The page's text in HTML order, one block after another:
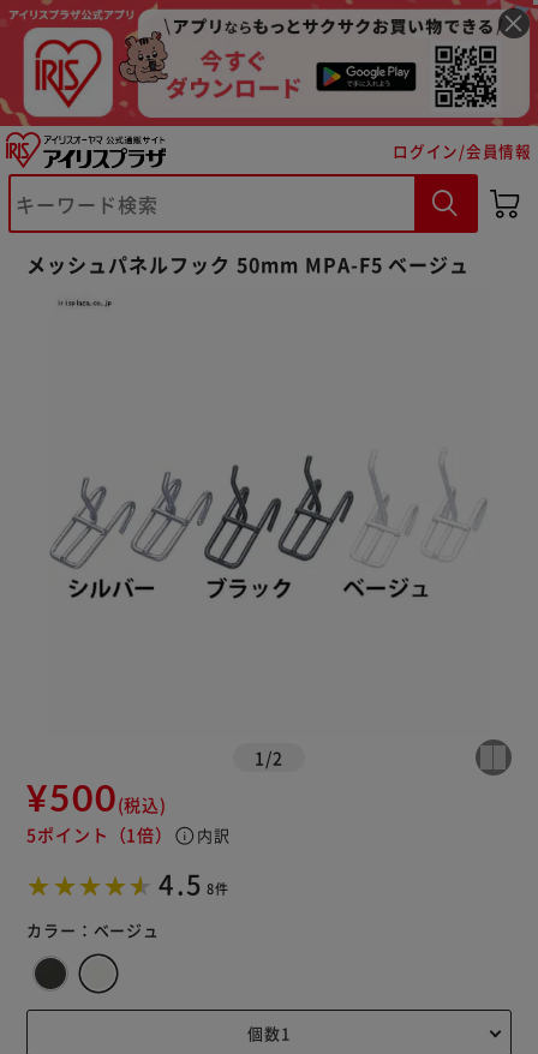
ログイン/会員情報
メッシュパネルフック 50mm MPA-F5 ベージュ
1 /2
¥500(税込)
5ポイント （1倍） info 内訳
4.5 8件
カラー： ベージュ
※ご確認ください
カートに入れる 購入手続きへ